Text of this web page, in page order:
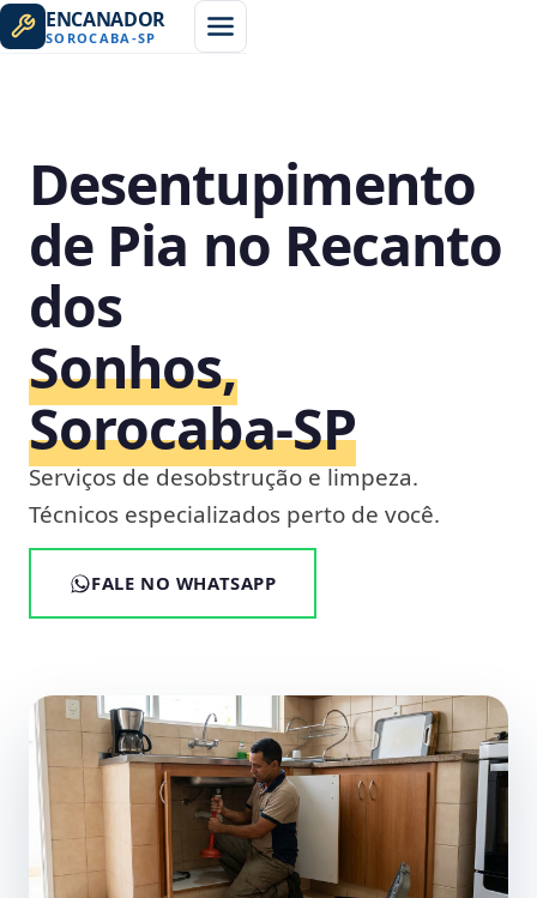
ENCANADOR
SOROCABA -SP
Desentupimento
de Pia no Recanto
dos
Sonhos,
Sorocaba‑SP
Serviços de desobstrução e limpeza.
Técnicos especializados perto de você.
FALE NO WHATSAPP